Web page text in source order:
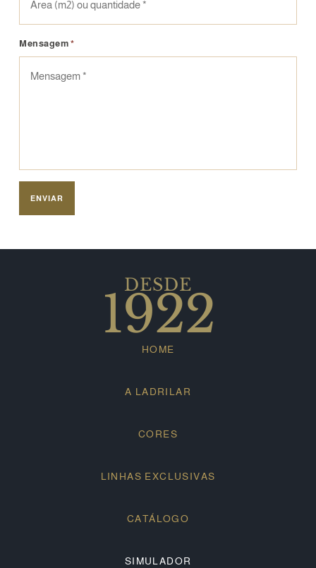
Mensagem *
DESDE
1922
HOME
A LADRILAR
CORES
LINHAS EXCLUSIVAS
CATÁLOGO
SIMULADOR